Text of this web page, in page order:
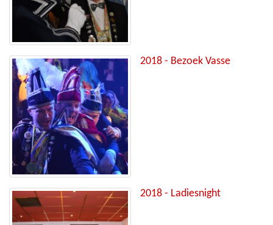
2018 - Bezoek Vasse
2018 - Ladiesnight